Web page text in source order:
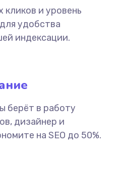
и уровень
удобства
индексации.
берёт в работу
дизайнер и
на SEO до 50%.